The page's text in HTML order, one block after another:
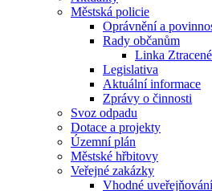
Městská policie
Oprávnění a
Rady občanům
Linka
Legislativa
Aktuální informace
Zprávy o činnosti
Svoz odpadu
Dotace a projekty
Územní plán
Městské hřbitovy
Veřejné zakázky
Vhodné uveřejňování